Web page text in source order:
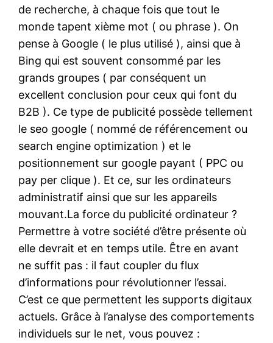
de recherche, à chaque fois que tout le
monde tapent xième mot ( ou phrase ). On
pense à Google ( le plus utilisé ), ainsi que à
Bing qui est souvent consommé par les
grands groupes ( par conséquent un
excellent conclusion pour ceux qui font du
B2B ). Ce type de publicité possède tellement
le seo google ( nommé de référencement ou
search engine optimization ) et le
positionnement sur google payant ( PPC ou
pay per clique ). Et ce, sur les ordinateurs
administratif ainsi que sur les appareils
mouvant.La force du publicité ordinateur ?
Permettre à votre société d’être présente où
elle devrait et en temps utile. Être en avant
ne suffit pas : il faut coupler du flux
d’informations pour révolutionner l’essai.
C’est ce que permettent les supports digitaux
actuels. Grâce à l’analyse des comportements
individuels sur le net, vous pouvez :